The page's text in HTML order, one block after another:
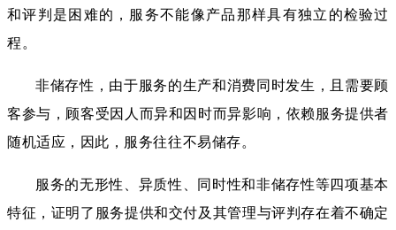
和评判是困难的，服务不能像产品那样具有独立的检验过
程。
非储存性，由于服务的生产和消费同时发生，且需要顾
客参与，顾客受因人而异和因时而异影响，依赖服务提供者
随机适应，因此，服务往往不易储存。
服务的无形性、异质性、同时性和非储存性等四项基本
特征，证明了服务提供和交付及其管理与评判存在着不确定